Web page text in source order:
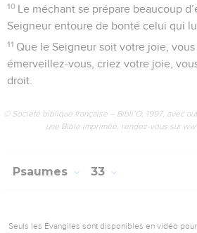
une Bible imprimée, rendez-vous sur
Psaumes 32
Heureux celui que Dieu décharge de
coupable, et qui est exempt de toute